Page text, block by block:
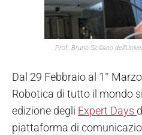
Prof. Bruno Siciliano
Dal 29 Febbraio al 1°
Robotica di tutto il mondo
edizione degli Expert Days
piattaforma di